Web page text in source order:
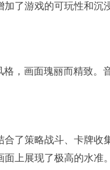
了游戏的可玩性和沉
，画面瑰丽而精致。
合了策略战斗、卡牌
面上展现了极高的水